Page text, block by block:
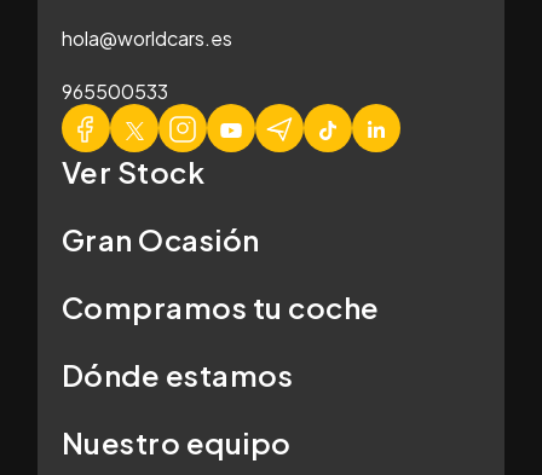
hola@worldcars.es
965500533
Ver Stock
Gran Ocasión
Compramos tu coche
Dónde estamos
Nuestro equipo